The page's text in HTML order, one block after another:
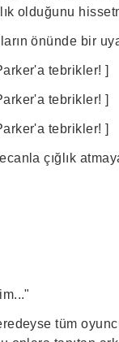
olduğunu
önünde bir
tebrikler! ]
tebrikler! ]
tebrikler! ]
çığlık
tüm